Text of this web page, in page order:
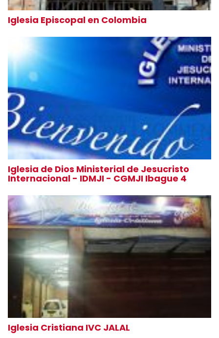
Iglesia Episcopal en Colombia
Iglesia de Dios Ministerial de Jesucristo
Internacional - IDMJI - CGMJI Ibague 4
Iglesia Cristiana IVC JALAL